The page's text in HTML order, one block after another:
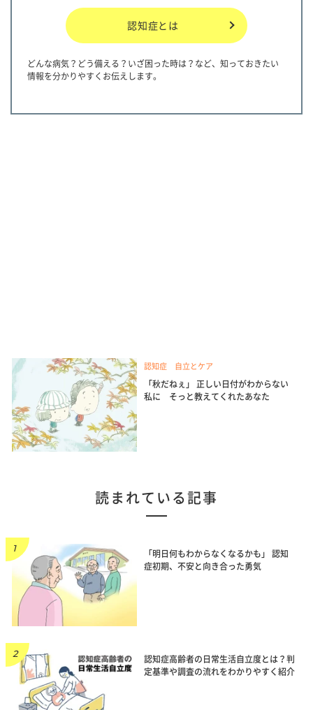
認知症とは
どんな病気？どう備える？いざ困った時は？など、知っておきたい
情報を分かりやすくお伝えします。
認知症 自立とケア
「秋だねぇ」 正しい日付がわからない
私に そっと教えてくれたあなた
読まれている記事
「明日何もわからなくなるかも」 認知
症初期、不安と向き合った勇気
認知症高齢者の日常生活自立度とは？判
定基準や調査の流れをわかりやすく紹介